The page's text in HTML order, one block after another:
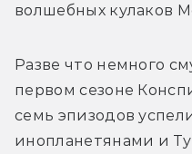
волшебных кулаков
Разве что немного
первом сезоне
семь эпизодов
инопланетянами и